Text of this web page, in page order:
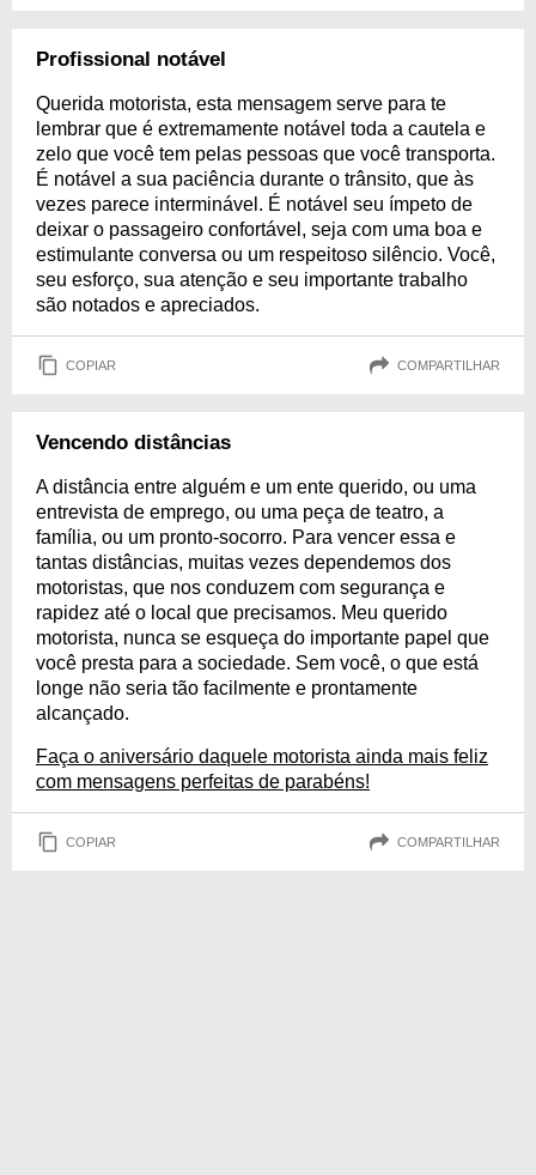
Profissional notável
Querida motorista, esta mensagem serve para te
lembrar que é extremamente notável toda a cautela e
zelo que você tem pelas pessoas que você transporta.
É notável a sua paciência durante o trânsito, que às
vezes parece interminável. É notável seu ímpeto de
deixar o passageiro confortável, seja com uma boa e
estimulante conversa ou um respeitoso silêncio. Você,
seu esforço, sua atenção e seu importante trabalho
são notados e apreciados.
COPIAR COMPARTILHAR
Vencendo distâncias
A distância entre alguém e um ente querido, ou uma
entrevista de emprego, ou uma peça de teatro, a
família, ou um pronto-socorro. Para vencer essa e
tantas distâncias, muitas vezes dependemos dos
motoristas, que nos conduzem com segurança e
rapidez até o local que precisamos. Meu querido
motorista, nunca se esqueça do importante papel que
você presta para a sociedade. Sem você, o que está
longe não seria tão facilmente e prontamente
alcançado.
Faça o aniversário daquele motorista ainda mais feliz
com mensagens perfeitas de parabéns!
COPIAR COMPARTILHAR